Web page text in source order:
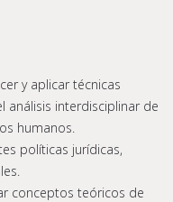
y aplicar técnicas
análisis interdisciplinar de
humanos.
políticas jurídicas,
conceptos teóricos de